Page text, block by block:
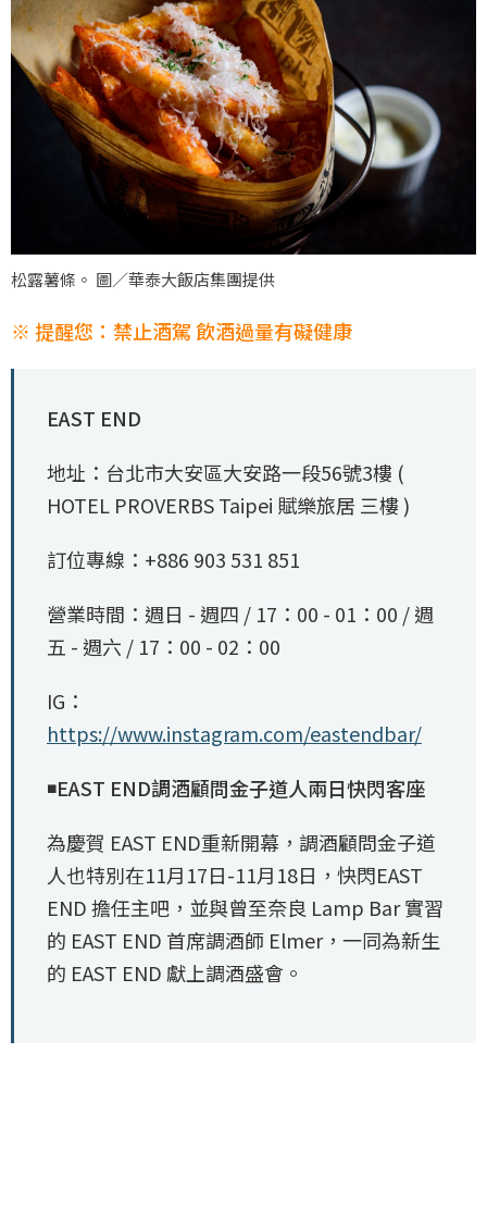
松露薯條。 圖／華泰大飯店集團提供
※ 提醒您：禁止酒駕 飲酒過量有礙健康
EAST END
地址：台北市大安區大安路一段56號3樓 (
HOTEL PROVERBS Taipei 賦樂旅居 三樓 )
訂位專線：+886 903 531 851
營業時間：週日 - 週四 / 17：00 - 01：00 / 週
五 - 週六 / 17：00 - 02：00
IG：
https://www.instagram.com/eastendbar/
◾EAST END調酒顧問金子道人兩日快閃客座
為慶賀 EAST END重新開幕，調酒顧問金子道
人也特別在11月17日-11月18日，快閃EAST
END 擔任主吧，並與曾至奈良 Lamp Bar 實習
的 EAST END 首席調酒師 Elmer，一同為新生
的 EAST END 獻上調酒盛會。